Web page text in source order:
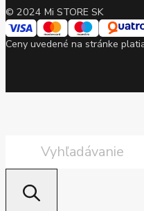
© 2024 Mi STORE SK
Ceny uvedené na stránke